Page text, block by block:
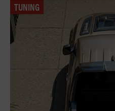
TUNING